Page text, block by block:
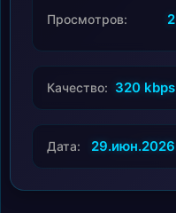
Просмотров: 2
Качество: 320 kbps
Дата: 29.июн.2026